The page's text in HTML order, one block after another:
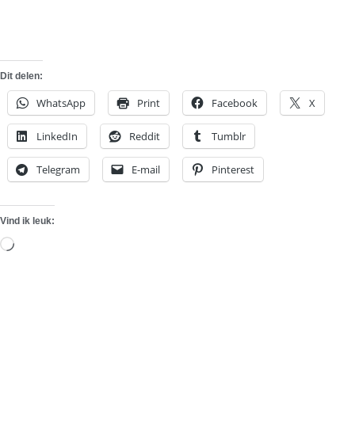
Dit delen:
WhatsApp Print Facebook X
LinkedIn Reddit Tumblr
Telegram E-mail Pinterest
Vind ik leuk:
Aan